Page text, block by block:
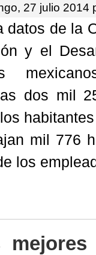
27 julio 2014
datos de la
y el
dos mil
mil 776
los